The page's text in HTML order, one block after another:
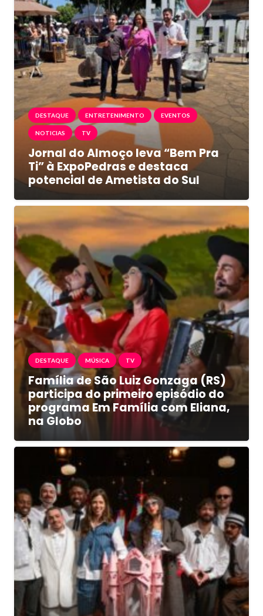
DESTAQUE ENTRETENIMENTO EVENTOS
NOTICIAS TV
Jornal do Almoço leva “Bem Pra
Ti” à ExpoPedras e destaca
potencial de Ametista do Sul
DESTAQUE MÚSICA TV
Família de São Luiz Gonzaga (RS)
participa do primeiro episódio do
programa Em Família com Eliana,
na Globo